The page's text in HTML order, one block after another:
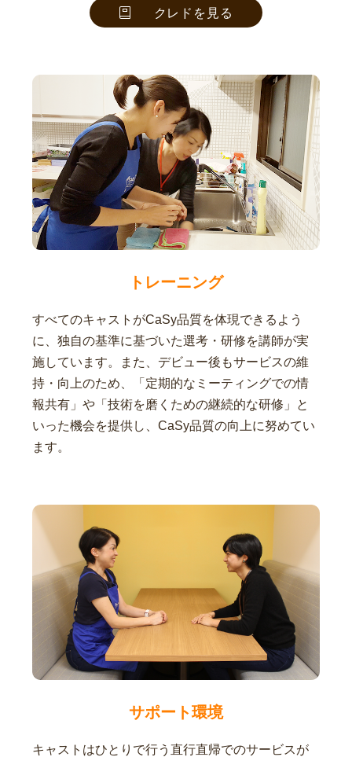
クレドを見る
トレーニング
すべてのキャストがCaSy品質を体現できるよう
に、独自の基準に基づいた選考・研修を講師が実
施しています。また、デビュー後もサービスの維
持・向上のため、「定期的なミーティングでの情
報共有」や「技術を磨くための継続的な研修」と
いった機会を提供し、CaSy品質の向上に努めてい
ます。
サポート環境
キャストはひとりで行う直行直帰でのサービスが